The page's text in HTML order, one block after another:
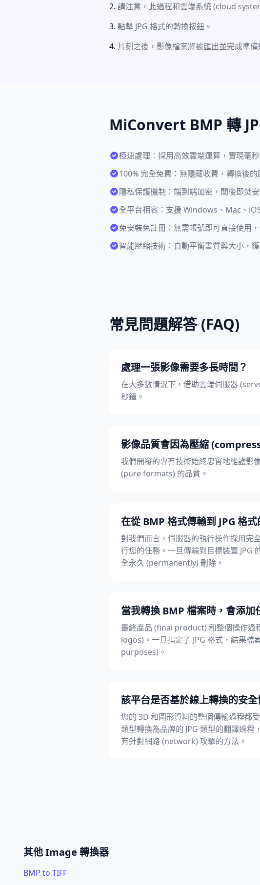
請注意，此過程和雲端系統 (cloud
點擊 JPG 格式的轉換按鈕。
片刻之後，影像檔案將被匯出並完成準備
MiConvert BMP 轉
極速處理：採用高效雲端運算，實現毫
100% 完全免費：無隱藏收費，轉換後
隱私保護機制：端到端加密，閱後即焚
全平台相容：支援 Windows、Mac、
免安裝免註冊：無需帳號即可直接使用
智能壓縮技術：自動平衡畫質與大小，
常見問題解答 (FAQ)
處理一張影像需要多長時間？
在大多數情況下，借助雲端伺服器
秒鐘。
影像品質會因為壓縮
我們開發的專有技術始終忠實地維護影
(pure formats) 的品質。
在從 BMP 格式傳輸到 JPG 格
對我們而言，伺服器的執行操作採用完
行您的任務。一旦傳輸到目標裝置
全永久 (permanently) 刪除。
當我轉換 BMP 檔案時，會添
最終產品 (final product) 和整個操作過
logos)。一旦指定了 JPG 格式，結果
purposes)。
該平台是否基於線上轉換的安
您的 3D 和圖形資料的整個傳輸過程都
類型轉換為品牌的 JPG 類型的翻譯過
有針對網路 (network) 攻擊的方法。
其他 Image 轉換器
BMP to TIFF